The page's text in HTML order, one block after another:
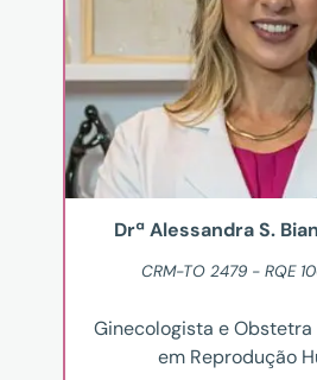
Drª Alessandra S.
CRM-TO 2479 - RQE
Ginecologista e
em Reprodução